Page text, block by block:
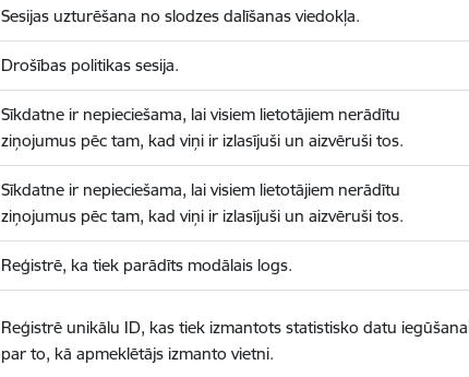
Sesijas uzturēšana no slodzes dalīšanas viedokļa.
Drošības politikas sesija.
Sīkdatne ir nepieciešama, lai visiem lietotājiem nerādītu
ziņojumus pēc tam, kad viņi ir izlasījuši un aizvēruši tos.
Sīkdatne ir nepieciešama, lai visiem lietotājiem nerādītu
ziņojumus pēc tam, kad viņi ir izlasījuši un aizvēruši tos.
Reģistrē, ka tiek parādīts modālais logs.
Reģistrē unikālu ID, kas tiek izmantots statistisko datu
par to, kā apmeklētājs izmanto vietni.